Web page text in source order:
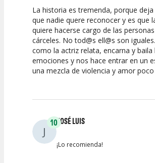
10
Calidad del
Espectáculo
10
Puesta en
Escena
10
Interpretación
artística
La historia es tremenda, porque
que nadie quere reconocer y es que
quiere hacerse cargo de las
cárceles. No tod@s ell@s son
como la actriz relata, encarna y baila
emociones y nos hace entrar en un
una mezcla de violencia y amor
J
10JOSÉ LUIS
¡Lo recomienda!